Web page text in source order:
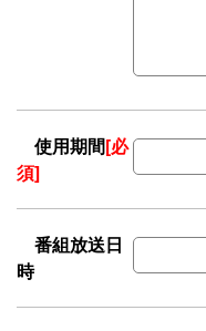
使用期間[必
須]
番組放送日
時